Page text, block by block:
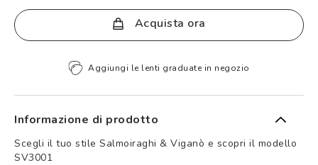
Acquista ora
Aggiungi le lenti graduate in negozio
Informazione di prodotto
Scegli il tuo stile Salmoiraghi & Viganò e scopri il modello
SV3001